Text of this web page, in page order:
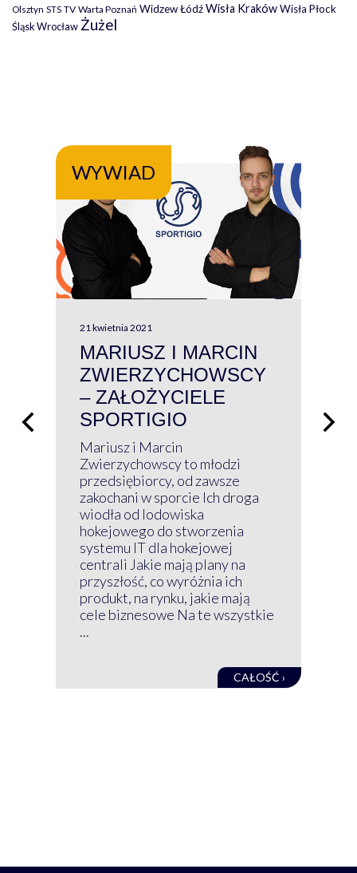
Olsztyn STS TV Warta Poznań Widzew ŁódźWisła KrakówWisła Płock
Śląsk Wrocław Żużel
WYWIAD
21 kwietnia 2021
MARIUSZ I MARCIN
ZWIERZYCHOWSCY
– ZAŁOŻYCIELE
SPORTIGIO
Mariusz i Marcin
Zwierzychowscy to młodzi
przedsiębiorcy, od zawsze
zakochani w sporcie Ich droga
wiodła od lodowiska
hokejowego do stworzenia
systemu IT dla hokejowej
centrali Jakie mają plany na
przyszłość, co wyróżnia ich
produkt, na rynku, jakie mają
cele biznesowe Na te wszystkie
...
CAŁOŚĆ ›